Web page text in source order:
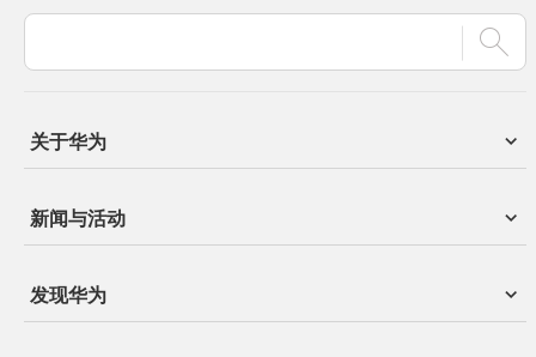
关于华为
新闻与活动
发现华为